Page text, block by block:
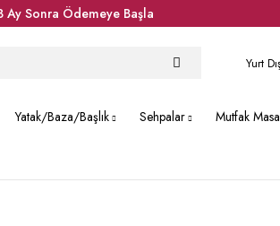
Ay Sonra Ödemeye Başla
Yurt
Yatak/Baza/Başlık Sehpalar Mutfak